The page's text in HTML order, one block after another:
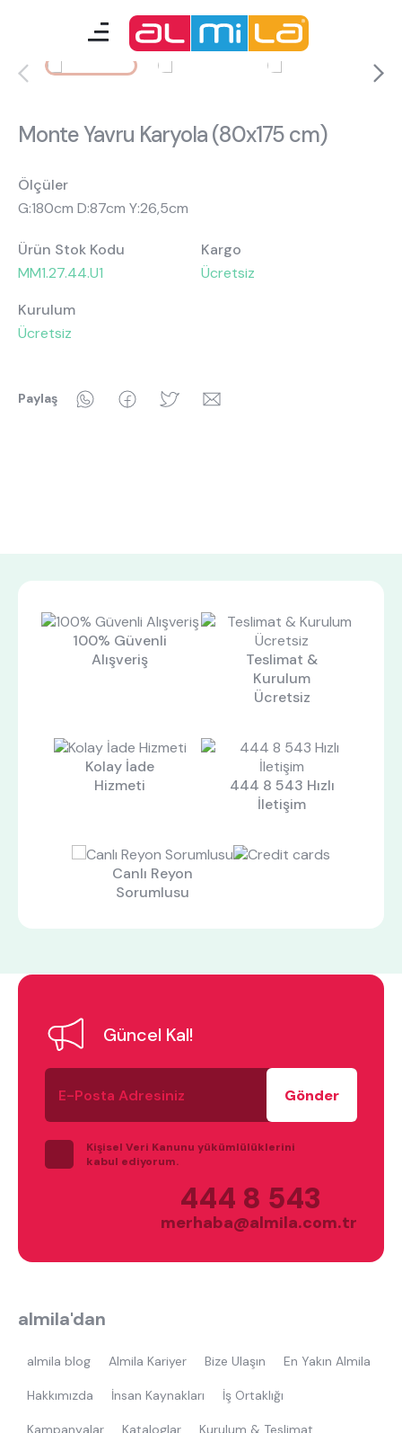
çocuk/bebek odası
tamamlayıcılar
Almila Blog
Hakkımızda
Kataloglar
ne aramıştınız?
Monte Yavru Karyola (80x175 cm)
Ölçüler
G:180cm D:87cm Y:26,5cm
Ürün Stok Kodu
MM1.27.44.U1
Kargo
Ücretsiz
Kurulum
Ücretsiz
Paylaş WhatsAppFacebookTwitter
100% Güvenli
Alışveriş
Teslimat &
Kurulum
Ücretsiz
Kolay İade
Hizmeti
444 8 543 Hızlı
İletişim
Canlı Reyon
Sorumlusu
Güncel Kal!
E-
Posta
Adresiniz
Kişisel Veri Kanunu yükümlülüklerini
kabul ediyorum.
444 8 543
merhaba@almila.com.tr
almila'dan
almila blog Almila Kariyer Bize Ulaşın En Yakın Almila
Hakkımızda İnsan Kaynakları İş Ortaklığı